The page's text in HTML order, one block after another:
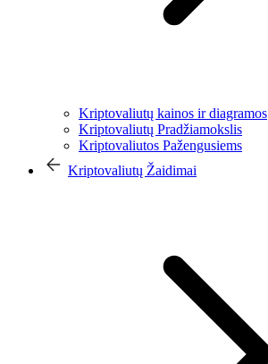
Kriptovaliutų kainos ir diagramos
Kriptovaliutų Pradžiamokslis
Kriptovaliutos Pažengusiems
Kriptovaliutų Žaidimai